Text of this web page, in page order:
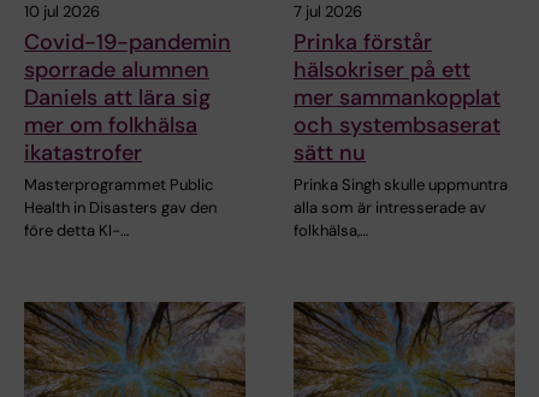
10 jul 2026
Covid-19-pandemin
sporrade alumnen
Daniels att lära sig
mer om folkhälsa
ikatastrofer
Masterprogrammet Public
Health in Disasters gav den
före detta KI-…
7 jul 2026
Prinka förstår
hälsokriser på ett
mer sammankopplat
och systembsaserat
sätt nu
Prinka Singh skulle uppmuntra
alla som är intresserade av
folkhälsa,…